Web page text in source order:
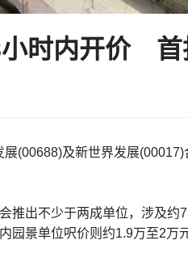
时内开价 首
(00688)及新世界发展
推出不少于两成单位，涉及
园景单位呎价则约1.9万至2